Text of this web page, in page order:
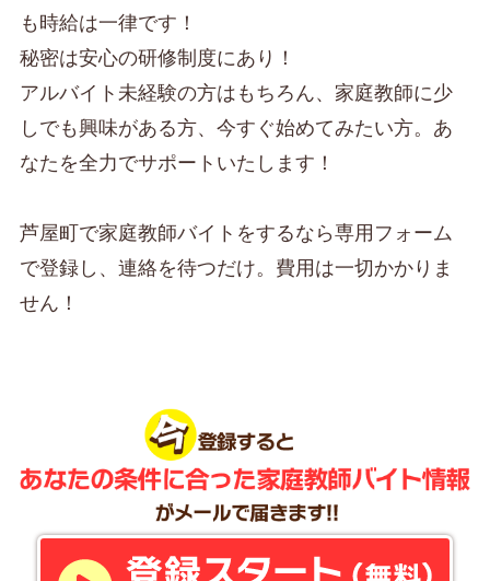
も時給は一律です！
秘密は安心の研修制度にあり！
アルバイト未経験の方はもちろん、家庭教師に少
しでも興味がある方、今すぐ始めてみたい方。あ
なたを全力でサポートいたします！
芦屋町で家庭教師バイトをするなら専用フォーム
で登録し、連絡を待つだけ。費用は一切かかりま
せん！